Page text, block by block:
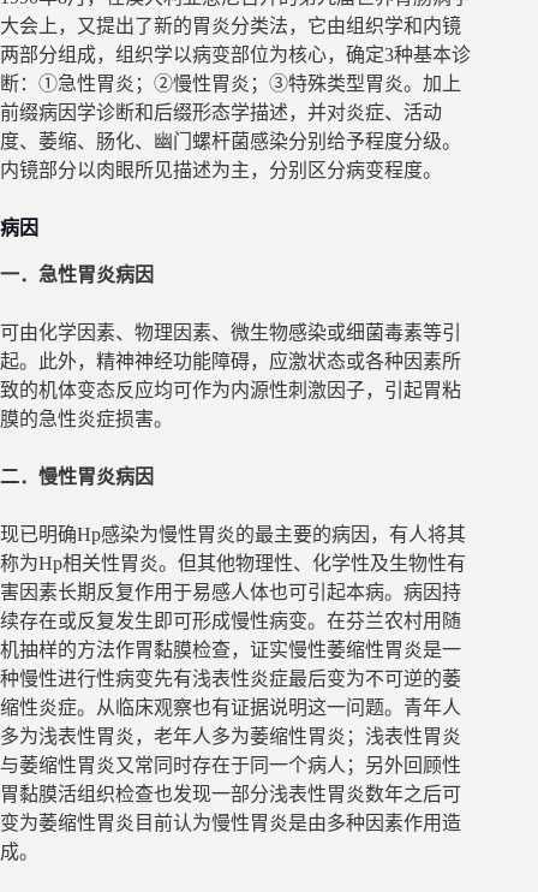
大会上，又提出了新的胃炎分类法，它由组织学和内镜
两部分组成，组织学以病变部位为核心，确定3种基本诊
断：①急性胃炎；②慢性胃炎；③特殊类型胃炎。加上
前缀病因学诊断和后缀形态学描述，并对炎症、活动
度、萎缩、肠化、幽门螺杆菌感染分别给予程度分级。
内镜部分以肉眼所见描述为主，分别区分病变程度。
病因
一．急性胃炎病因
可由化学因素、物理因素、微生物感染或细菌毒素等引
起。此外，精神神经功能障碍，应激状态或各种因素所
致的机体变态反应均可作为内源性刺激因子，引起胃粘
膜的急性炎症损害。
二．慢性胃炎病因
现已明确Hp感染为慢性胃炎的最主要的病因，有人将其
称为Hp相关性胃炎。但其他物理性、化学性及生物性有
害因素长期反复作用于易感人体也可引起本病。病因持
续存在或反复发生即可形成慢性病变。在芬兰农村用随
机抽样的方法作胃黏膜检查，证实慢性萎缩性胃炎是一
种慢性进行性病变先有浅表性炎症最后变为不可逆的萎
缩性炎症。从临床观察也有证据说明这一问题。青年人
多为浅表性胃炎，老年人多为萎缩性胃炎；浅表性胃炎
与萎缩性胃炎又常同时存在于同一个病人；另外回顾性
胃黏膜活组织检查也发现一部分浅表性胃炎数年之后可
变为萎缩性胃炎目前认为慢性胃炎是由多种因素作用造
成。